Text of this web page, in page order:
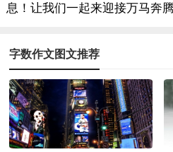
息！让我们一起来迎接万马奔
字数作文图文推荐